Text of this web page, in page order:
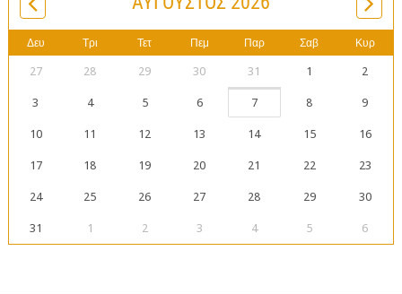
Δευ Τρι Τετ Πεμ Παρ Σαβ Κυρ
27 28 29 30 31 1 2
3 4 5 6 7 8 9
10 11 12 13 14 15 16
17 18 19 20 21 22 23
24 25 26 27 28 29 30
31 1 2 3 4 5 6